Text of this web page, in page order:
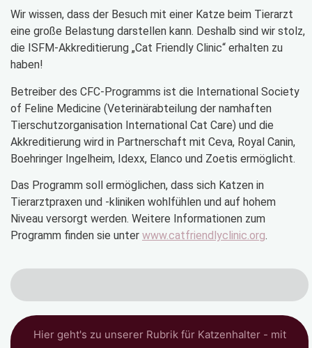
Wir wissen, dass der Besuch mit einer Katze beim Tierarzt
eine große Belastung darstellen kann. Deshalb sind wir stolz,
die ISFM-Akkreditierung „Cat Friendly Clinic“ erhalten zu
haben!
Betreiber des CFC-Programms ist die International Society
of Feline Medicine (Veterinärabteilung der namhaften
Tierschutzorganisation International Cat Care) und die
Akkreditierung wird in Partnerschaft mit Ceva, Royal Canin,
Boehringer Ingelheim, Idexx, Elanco und Zoetis ermöglicht.
Das Programm soll ermöglichen, dass sich Katzen in
Tierarztpraxen und -kliniken wohlfühlen und auf hohem
Niveau versorgt werden. Weitere Informationen zum
Programm finden sie unter www.catfriendlyclinic.org.
Hier geht's zu unserer Rubrik für Katzenhalter - mit